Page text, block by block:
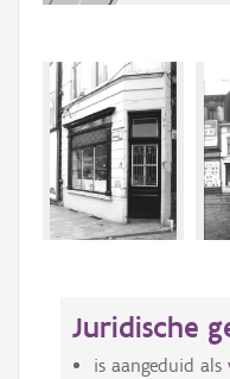
Juridische
is aangeduid als